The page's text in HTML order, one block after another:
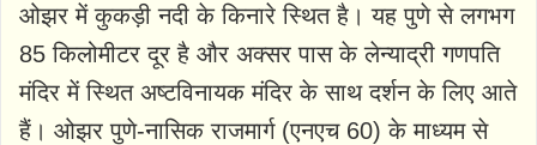
ओझर में कुकड़ी नदी के किनारे स्थित है। यह पुणे से लगभग
85 किलोमीटर दूर है और अक्सर पास के लेन्याद्री गणपति
मंदिर में स्थित अष्टविनायक मंदिर के साथ दर्शन के लिए आते
हैं। ओझर पुणे-नासिक राजमार्ग (एनएच 60) के माध्यम से